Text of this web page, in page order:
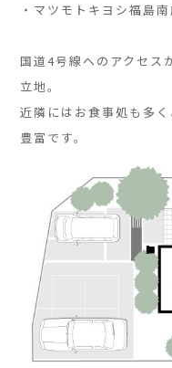
・マツモトキヨシ福島
国道4号線へのアクセス
立地。
近隣にはお食事処も多
豊富です。